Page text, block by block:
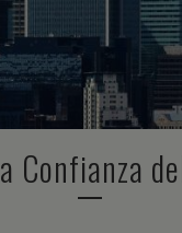
Confianza